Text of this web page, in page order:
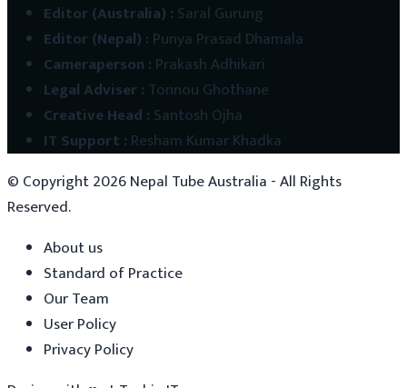
Editor (Australia) : Saral Gurung
Editor (Nepal) : Punya Prasad Dhamala
Cameraperson : Prakash Adhikari
Legal Adviser: Tonnou Ghothane
Creative Head : Santosh Ojha
IT Support : Resham Kumar Khadka
© Copyright2026Nepal Tube Australia - All Rights
Reserved.
About us
Standard of Practice
Our Team
User Policy
Privacy Policy